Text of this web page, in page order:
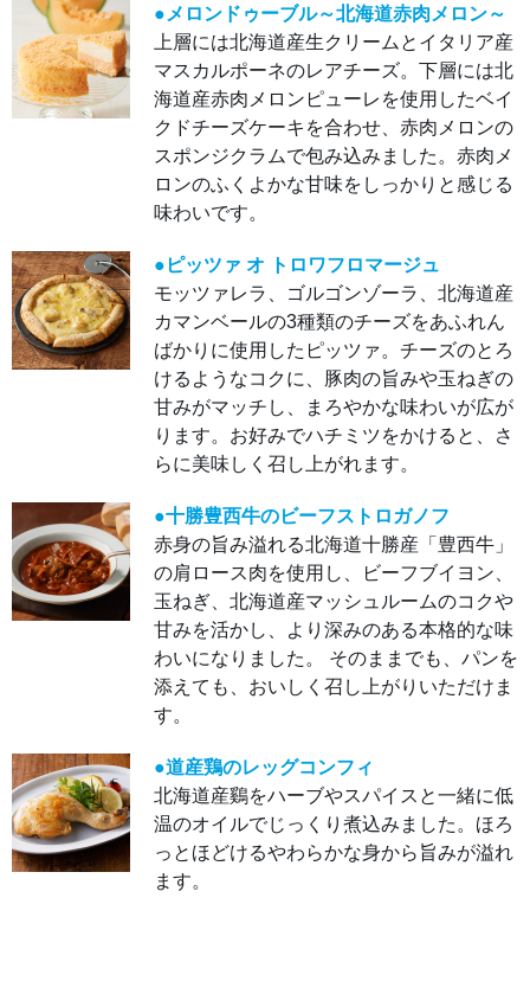
ラ、
北海
道産
カマ
ンベ
ール
の3
種類
たピ
ッツ
ァ。
チー
ズの
とろ
ける
よう
甘み
ッチ
し、
まろ
やか
な味
わい
が広
をか
ける
と、
さら
に美
味し
く召
し上
がれ
●メロンドゥーブル～北海道赤肉メロン～
上層には北海道産生クリームとイタリア産
マスカルポーネのレアチーズ。下層には北
海道産赤肉メロンピューレを使用したベイ
クドチーズケーキを合わせ、赤肉メロンの
スポンジクラムで包み込みました。赤肉メ
ロンのふくよかな甘味をしっかりと感じる
味わいです。
●ピッツァ オ トロワフロマージュ
モッツァレラ、ゴルゴンゾーラ、北海道産
カマンベールの3種類のチーズをあふれん
ばかりに使用したピッツァ。チーズのとろ
けるようなコクに、豚肉の旨みや玉ねぎの
甘みがマッチし、まろやかな味わいが広が
ります。お好みでハチミツをかけると、さ
らに美味しく召し上がれます。
●十勝豊西牛のビーフストロガノフ
赤身の旨み溢れる北海道十勝産「豊西牛」
の肩ロース肉を使用し、ビーフブイヨン、
玉ねぎ、北海道産マッシュルームのコクや
甘みを活かし、より深みのある本格的な味
わいになりました。 そのままでも、パンを
添えても、おいしく召し上がりいただけま
す。
●道産鶏のレッグコンフィ
北海道産鷄をハーブやスパイスと一緒に低
温のオイルでじっくり煮込みました。ほろ
っとほどけるやわらかな身から旨みが溢れ
ます。